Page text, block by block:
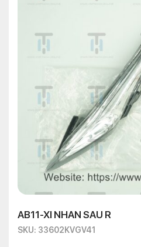
Không có sản phẩm
AB11-XI NHAN SAU R
SKU: 33602KVGV41